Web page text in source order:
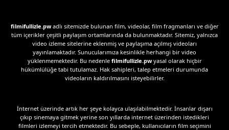
filmifullizle.pwadlı sitemizde bulunan film, videolar, film fragmanları ve diğer
tüm içerikler çeşitli paylaşım ortamlarında da bulunmaktadır. Sitemiz, yalnızca
video izleme sitelerine eklenmiş ve paylaşıma açılmış videoları
yayınlamaktadır. Sunucularımıza kesinlikle herhangi bir video
yüklenmemektedir. Bu nedenle filmifullizle.pwyasal olarak hiçbir
hükümlülüğe tabi tutulamaz. Hak sahipleri, talep etmeleri durumunda
videoların kaldırılmasını isteyebilirler.
İnternet üzerinde artık her şeye kolayca ulaşılabilmektedir. İnsanlar dışarı
çıkıp sinemaya gitmek yerine son yıllarda internet üzerinden istedikleri
filmleri izlemeyi tercih etmektedir. Bu sebeple, kullanıcıların film seçimini